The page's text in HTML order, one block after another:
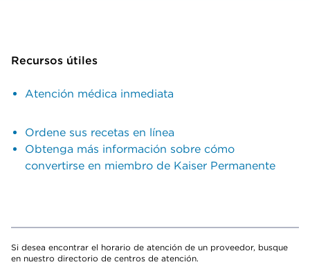
Recursos útiles
Atención médica inmediata
Ordene sus recetas en línea
Obtenga más información sobre cómo
convertirse en miembro de Kaiser Permanente
Si desea encontrar el horario de atención de un proveedor, busque
en nuestro directorio de centros de atención.